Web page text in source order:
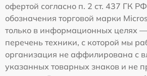
офертой согласно п. 2 ст. 437 ГК
обозначения торговой марки
только в информационных целях —
перечень техники, с которой мы
организация не аффилирована с
указанных товарных знаков и не